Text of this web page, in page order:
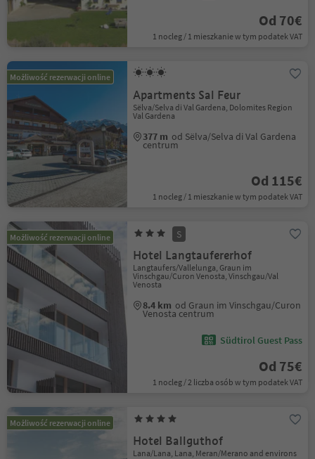
Od 70€
1 nocleg / 1 mieszkanie w tym podatek VAT
Możliwość rezerwacji online
Apartments Sal Feur
Sëlva/Selva di Val Gardena, Dolomites Region
Val Gardena
377 m od Sëlva/Selva di Val Gardena
centrum
Od 115€
1 nocleg / 1 mieszkanie w tym podatek VAT
Możliwość rezerwacji online S
Hotel Langtaufererhof
Langtaufers/Vallelunga, Graun im
Vinschgau/Curon Venosta, Vinschgau/Val
Venosta
8.4 km od Graun im Vinschgau/Curon
Venosta centrum
Südtirol Guest Pass
Od 75€
1 nocleg / 2 liczba osób w tym podatek VAT
Możliwość rezerwacji online
Hotel Ballguthof
Lana/Lana, Lana, Meran/Merano and environs